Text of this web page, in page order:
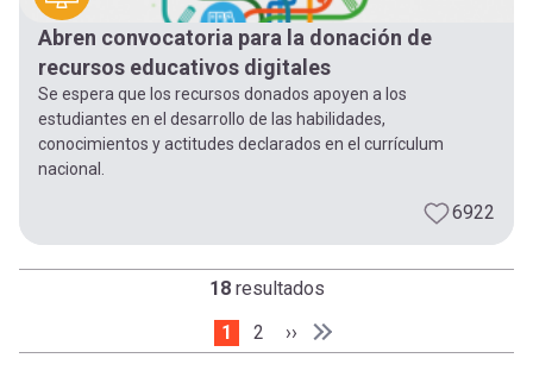
Abren convocatoria para la donación de
recursos educativos digitales
Se espera que los recursos donados apoyen a los
estudiantes en el desarrollo de las habilidades,
conocimientos y actitudes declarados en el currículum
nacional.
6922
18resultados
Página actual
1 Page
2 Siguiente página
›› Última página
Última »